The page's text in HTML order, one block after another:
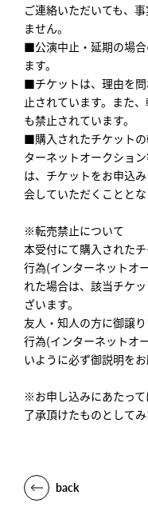
ご連絡いただいても、
ません。
■公演中止・延期の場
ます。
■チケットは、理由を
止されています。また
も禁止されています。
■購入されたチケット
ターネットオークショ
は、チケットをお申込
会していただくこととな
※転売禁止について
本受付にて購入された
行為(インターネットオ
れた場合は、該当チケ
ざいます。
友人・知人の方に御譲
行為(インターネットオ
いように必ず御説明をお
※お申し込みにあたっ
了承頂けたものとしてみ
back